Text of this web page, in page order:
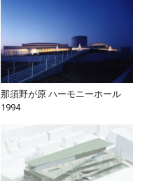
那須野が原 ハーモニーホール
1994